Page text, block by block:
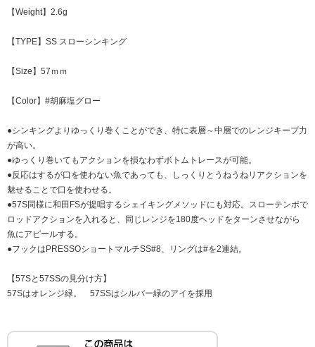
【Weight】2.6g
【TYPE】SS スローシンキング
【Size】57ｍｍ
【Color】#胡麻塩グロー
●シンキングよりゆっくり巻くことができ、特に表層～中層でのレンジキープ力
が高い。
●ゆっくり巻いてもアクションを損なわずボトムトレースが可能。
●反応はするが口を使わない魚であっても、しっくりとうねうねリアクションを
魅せることで口を使わせる。
●57S同様に和田FSが提唱するシェイキングメソッドにも対応。スローテンポで
ロッドアクションを入れると、同じレンジを180度ヘッドをターンさせながら
魚にアピールする。
●フックはPRESSOショートマルチSS#8、リングは#を2連結。
【57Sと57SSの見分け方】
57Sはオレンジ緑。 57SSはシルバー緑のアイを採用